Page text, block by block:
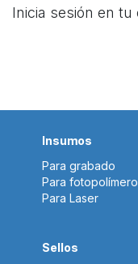
Inicia sesión en
Insumos
Para grabado
Para fotopolímero
Para Laser
Sellos